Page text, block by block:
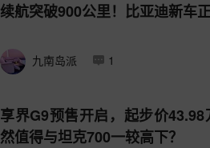
续航突破900公里！比亚迪新车
九南岛派 1
享界G9预售开启，起步价
然值得与坦克700一较高下？